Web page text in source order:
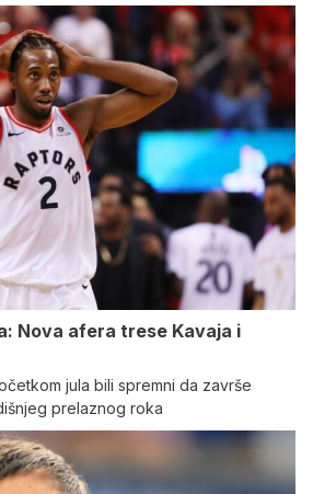
Nova afera trese Kavaja i
jula bili spremni da završe
prelaznog roka